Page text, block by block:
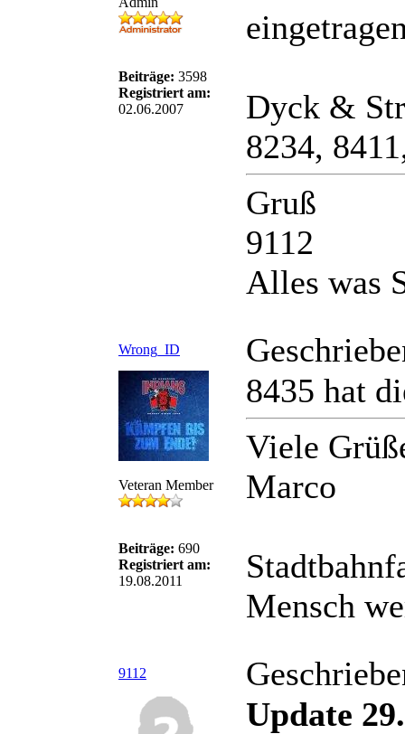
Beiträge: 3598
Registriert am:
02.06.2007
Dyck &
8234,
Gruß
9112
Alles was
Wrong_ID
Veteran Member
Beiträge: 690
Registriert am:
19.08.2011
8435 hat
Viele
Marco
Mensch
9112
Update